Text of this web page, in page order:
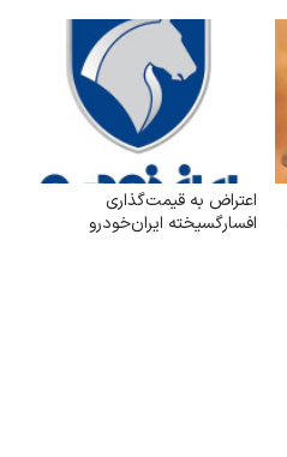
اعتراض به قیمت‌گذاری
افسارگسیخته ایران‌خودرو